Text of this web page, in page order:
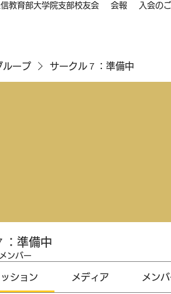
教育部大学院支部校友会 会報 入会の
ループ サークル７：準備中
：準備中
ンバー
ション メディア メン